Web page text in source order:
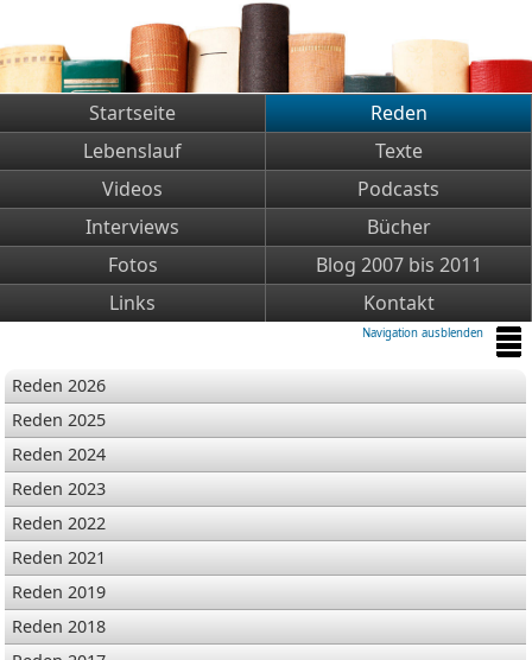
Startseite
Reden
Lebenslauf
Texte
Videos
Podcasts
Interviews
Bücher
Fotos
Blog 2007 bis 2011
Links
Kontakt
Navigation ausblenden
Reden 2026
Reden 2025
Reden 2024
Reden 2023
Reden 2022
Reden 2021
Reden 2019
Reden 2018